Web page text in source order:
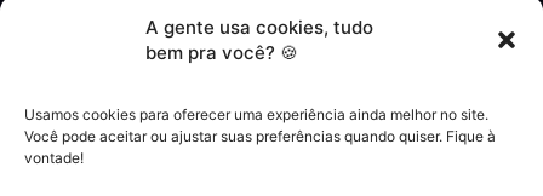
A gente usa cookies, tudo
bem pra você? 🍪
Usamos cookies para oferecer uma experiência ainda melhor no site.
Você pode aceitar ou ajustar suas preferências quando quiser. Fique à
vontade!
Demonstração do Sistema
Formulário de Contato
Helpdesk
|